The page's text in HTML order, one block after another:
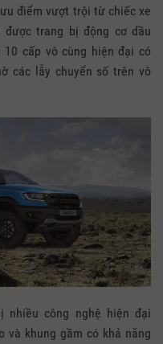
điểm vượt trội từ chiếc xe
được trang bị động cơ dầu
10 cấp vô cùng hiện đại có
các lẫy chuyển số trên vô
nhiều công nghệ hiện đại
và khung gầm có khả năng